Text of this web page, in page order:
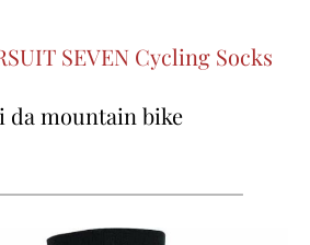
SEVEN Cycling Socks
mountain bike